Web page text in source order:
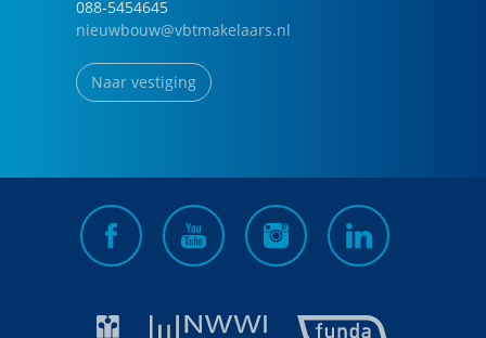
088-5454645
nieuwbouw@vbtmakelaars.nl
Naar vestiging